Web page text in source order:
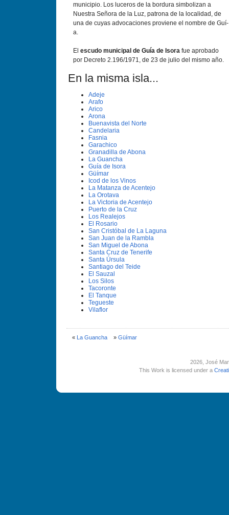
municipio. Los luceros de la bordura simbolizan a
Nuestra Señora de la Luz, patrona de la localidad, de
una de cuyas advocaciones proviene el nombre de Guí­
a.
El escudo municipal de Guí­a de Isora fue aprobado
por Decreto 2.196/1971, de 23 de julio del mismo año.
En la misma isla...
Adeje
Arafo
Arico
Arona
Buenavista del Norte
Candelaria
Fasnia
Garachico
Granadilla de Abona
La Guancha
Guí­a de Isora
Güí­mar
Icod de los Vinos
La Matanza de Acentejo
La Orotava
La Victoria de Acentejo
Puerto de la Cruz
Los Realejos
El Rosario
San Cristóbal de La Laguna
San Juan de la Rambla
San Miguel de Abona
Santa Cruz de Tenerife
Santa Úrsula
Santiago del Teide
El Sauzal
Los Silos
Tacoronte
El Tanque
Tegueste
Vilaflor
« La Guancha» Güí­mar
2026, José
This Work is licensed under a